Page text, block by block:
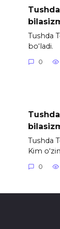
Tushda
bo‘ladi.
0
Tushda
Kim
0